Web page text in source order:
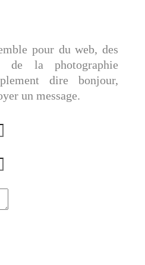
pour du web, des
de la photographie
dire bonjour,
un message.